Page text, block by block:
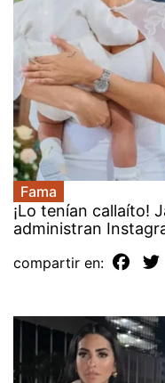
Fama
¡Lo tenían callaíto!
administran
compartir en: